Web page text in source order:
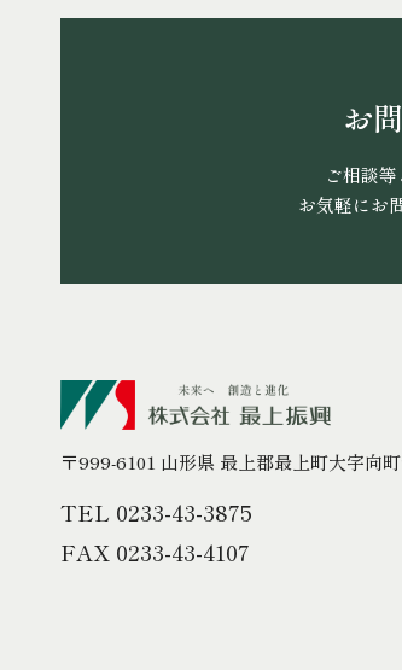
お
ご相談等
お気軽にお
〒999-6101 山形県 最上郡最上町大字向
TEL 0233-43-3875
FAX 0233-43-4107